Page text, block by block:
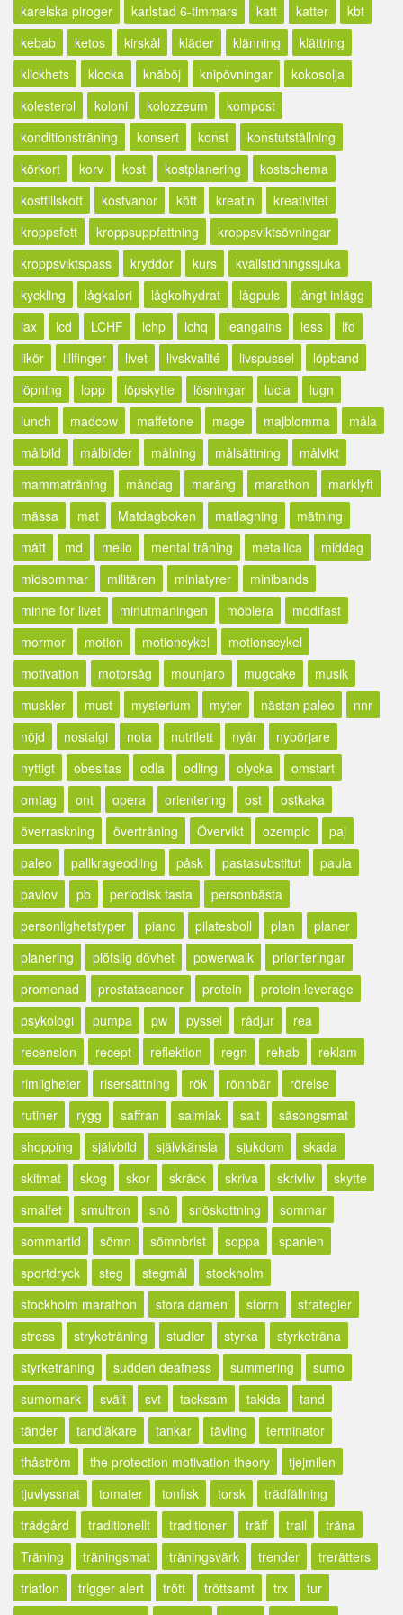
karelska piroger karlstad 6-timmars katt katter
kbt
kebab
ketos kirskål kläder klänning
klättring
klickhets
klocka knäböj knipövningar
kokosolja
kolesterol
koloni kolozzeum
kompost
konditionsträning
konsert konst
konstutställning
körkort
korv kost kostplanering
kostschema
kosttillskott
kostvanor kött kreatin
kreativitet
kroppsfett
kroppsuppfattning
kroppsviktsövningar
kroppsviktspass
kryddor kurs
kvällstidningssjuka
kyckling
lågkalori lågkolhydrat lågpuls
långt inlägg
lax
lcd LCHF lchp lchq leangains less
lfd
likör
lillfinger livet livskvalité livspussel
löpband
löpning
lopp löpskytte lösningar lucia
lugn
lunch
madcow maffetone mage majblomma
måla
målbild
målbilder målning målsättning
målvikt
mammaträning
måndag maräng marathon
marklyft
mässa
mat Matdagboken matlagning
mätning
mått
md mello mental träning metallica
middag
midsommar
militären miniatyrer
minibands
minne för livet
minutmaningen möblera
modifast
mormor
motion motioncykel
motionscykel
motivation
motorsåg mounjaro mugcake
musik
muskler
must mysterium myter nästan paleo
nnr
nöjd
nostalgi nota nutrilett nyår
nybörjare
nyttigt
obesitas odla odling olycka
omstart
omtag
ont opera orientering ost
ostkaka
överraskning
överträning Övervikt ozempic
paj
paleo
pallkrageodling påsk pastasubstitut
paula
pavlov
pb periodisk fasta
personbästa
personlighetstyper
piano pilatesboll plan
planer
planering
plötslig dövhet powerwalk
prioriteringar
promenad
prostatacancer protein
protein leverage
psykologi
pumpa pw pyssel rådjur
rea
recension
recept reflektion regn rehab
reklam
rimligheter
risersättning rök rönnbär
rörelse
rutiner
rygg saffran salmiak salt
säsongsmat
shopping
självbild självkänsla sjukdom
skada
skitmat
skog skor skräck skriva skrivliv
skytte
smalfet
smultron snö snöskottning
sommar
sommartid
sömn sömnbrist soppa
spanien
sportdryck
steg stegmål
stockholm
stockholm marathon
stora damen storm
strategier
stress
stryketräning studier styrka
styrketräna
styrketräning
sudden deafness summering
sumo
sumomark
svält svt tacksam takida
tand
tänder
tandläkare tankar tävling
terminator
thåström
the protection motivation theory
tjejmilen
tjuvlyssnat
tomater tonfisk torsk
trädfällning
trädgård
traditionellt traditioner träff trail
träna
Träning
träningsmat träningsvärk trender
trerätters
triatlon
trigger alert trött tröttsamt trx
tur